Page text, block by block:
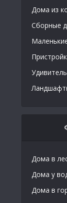
Дома из
Сборные
Дома в
Дома у
Дома в